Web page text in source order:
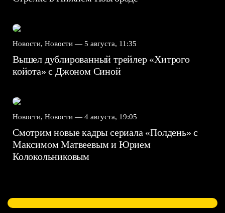
Новости, Новости — 5 августа, 11:35
Вышел дублированный трейлер «Хитрого
койота» с Джоном Синой
Новости, Новости — 4 августа, 19:05
Смотрим новые кадры сериала «Полдень» с
Максимом Матвеевым и Юрием
Колокольниковым